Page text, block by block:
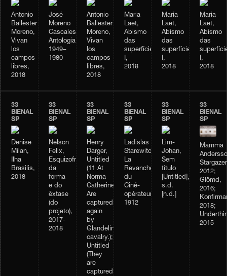
Antonio
Ballester
Moreno,
Vivan
los
campos
libres,
2018
José
Moreno
Cascales,
Antologia,
1949–
1980
Antonio
Ballester
Moreno,
Vivan
los
campos
libres,
2018
Maria
Laet,
Abismo
das
superfícies
I,
2018
Maria
Laet,
Abismo
das
superfícies
I,
2018
Maria
Laet,
Abismo
das
I,
2018
33
BIENAL
SP
Denise
Milan,
Ilha
Brasilis,
2018
33
BIENAL
SP
Nelson
Felix,
Esquizofrenia
da
forma
e do
êxtase
(do
projeto),
2017-
2018
33
BIENAL
SP
Henry
Darger,
Untitled
(11 At
Norma
Catherine.
Are
captured
again
by
Glandelinian
cavalry.);
Untitled
(They
are
captured,
33
BIENAL
SP
Ladislas
Starewitch,
La
Revanche
du
Ciné-
opérateur,
1912
33
BIENAL
SP
Lim-
Johan,
Sem
título
[Untitled],
s.d.
[n.d.]
33
BIENAL
SP
Mamma
2012;
Glömd,
2016;
2018;
2015